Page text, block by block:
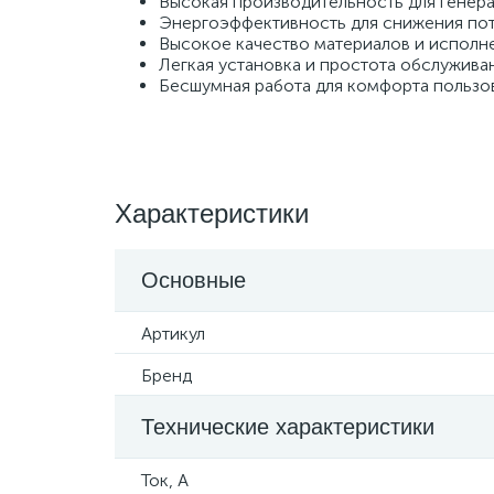
Энергоэффективность для снижения
Высокое качество материалов и
Легкая установка и простота
Бесшумная работа для комфорта
Характеристики
Основные
Артикул
Бренд
Технические характеристики
Ток, А